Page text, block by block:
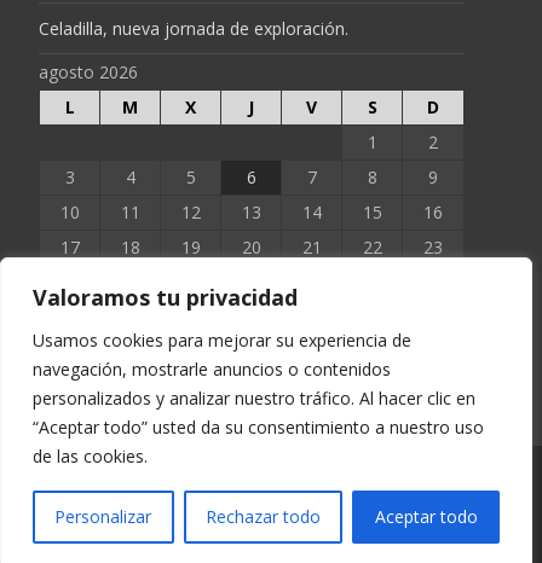
Valoramos tu privacidad
Usamos cookies para mejorar su experiencia de
navegación, mostrarle anuncios o contenidos
personalizados y analizar nuestro tráfico. Al hacer clic en
“Aceptar todo” usted da su consentimiento a nuestro uso
de las cookies.
Personalizar Rechazar todo Aceptar todo
Celadilla, nueva jornada de exploración.
agosto 2026
L
M X J V S
D
1
2
3
4 5 6 7 8
9
10
11 12 13 14 15
16
17
18 19 20 21 22
23
« Jun
Copyright © EXTOPOCIEN 2023
Funciona con WordPress, temai-excelpor TemplatesNext.